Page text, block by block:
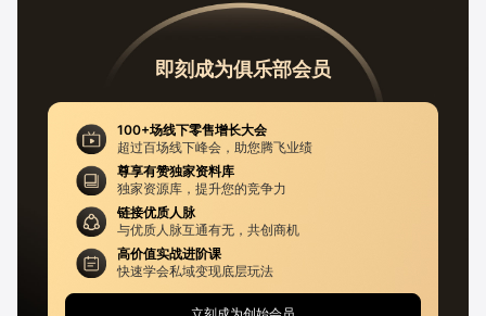
即刻成为俱乐部会员
100+场线下零售增长大会
超过百场线下峰会，助您腾飞业绩
尊享有赞独家资料库
独家资源库，提升您的竞争力
链接优质人脉
与优质人脉互通有无，共创商机
高价值实战进阶课
快速学会私域变现底层玩法